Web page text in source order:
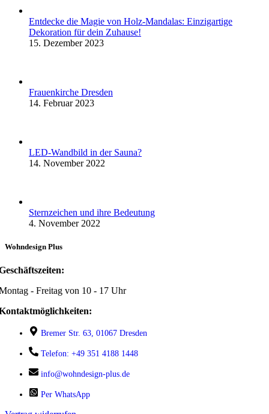
Entdecke die Magie von Holz-Mandalas: Einzigartige
Dekoration für dein Zuhause!
15. Dezember 2023
Frauenkirche Dresden
14. Februar 2023
LED-Wandbild in der Sauna?
14. November 2022
Sternzeichen und ihre Bedeutung
4. November 2022
Wohndesign Plus
- Freitag von 10 - 17 Uhr
Bremer Str. 63, 01067 Dresden
Telefon: +49 351 4188 1448
info@wohndesign-plus.de
Per WhatsApp